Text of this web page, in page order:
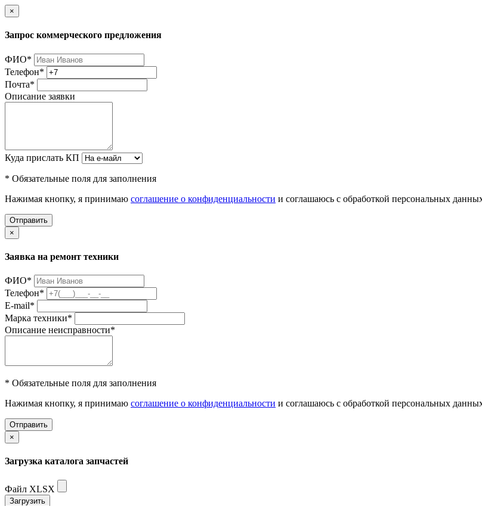
×
Запрос коммерческого предложения
ФИО*
Телефон*
Почта*
Описание заявки
Куда прислать КП
* Обязательные поля для заполнения
Нажимая кнопку, я принимаю соглашение о конфиденциальности и соглашаюсь с обработкой персональных
Отправить
×
Заявка на ремонт техники
ФИО*
Телефон*
E-mail*
Марка техники*
Описание неисправности*
* Обязательные поля для заполнения
Нажимая кнопку, я принимаю соглашение о конфиденциальности и соглашаюсь с обработкой персональных
Отправить
×
Загрузка каталога запчастей
Файл XLSX
Загрузить